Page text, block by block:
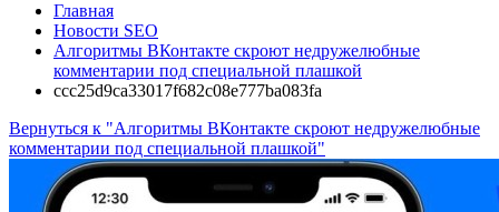
Главная
Новости SEO
Алгоритмы ВКонтакте скроют недружелюбные
комментарии под специальной плашкой
ccc25d9ca33017f682c08e777ba083fa
Вернуться к "Алгоритмы ВКонтакте скроют недружелюбные
комментарии под специальной плашкой"